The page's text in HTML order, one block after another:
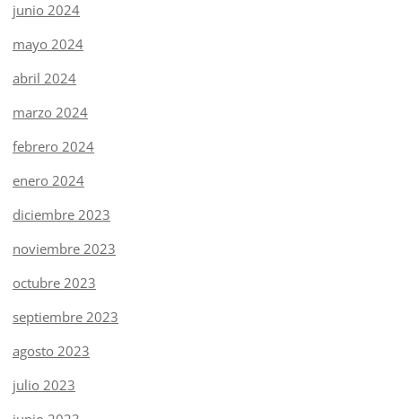
junio 2024
mayo 2024
abril 2024
marzo 2024
febrero 2024
enero 2024
diciembre 2023
noviembre 2023
octubre 2023
septiembre 2023
agosto 2023
julio 2023